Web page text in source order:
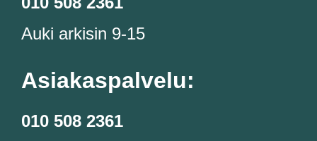
Auki arkisin 9-15
Asiakaspalvelu:
010 508 2361